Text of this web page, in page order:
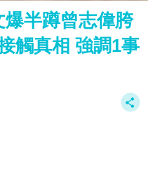
爆半蹲曾志偉胯
觸真相 強調1事